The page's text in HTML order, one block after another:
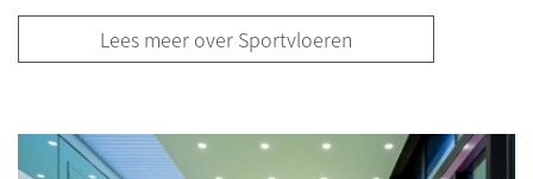
Lees meer over Sportvloeren